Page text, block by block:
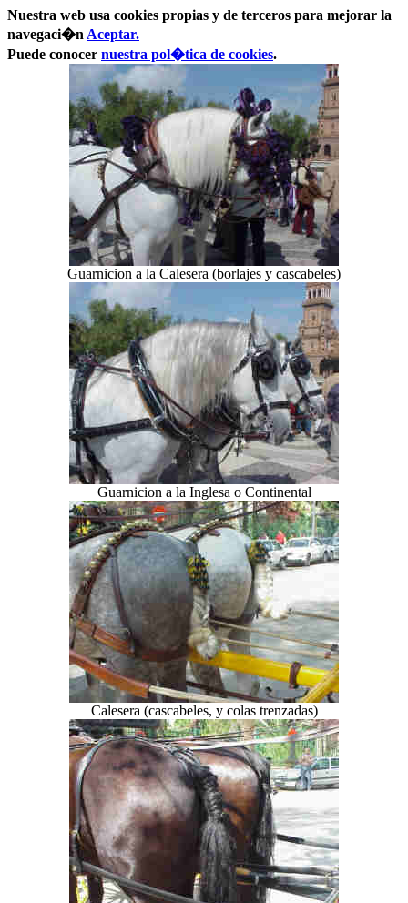
Nuestra web usa cookies propias y de terceros para mejorar la
navegaci�n Aceptar.
Puede conocer nuestra pol�tica de cookies.
Guarnicion a la Calesera (borlajes y cascabeles)
Guarnicion a la Inglesa o Continental
Calesera (cascabeles, y colas trenzadas)